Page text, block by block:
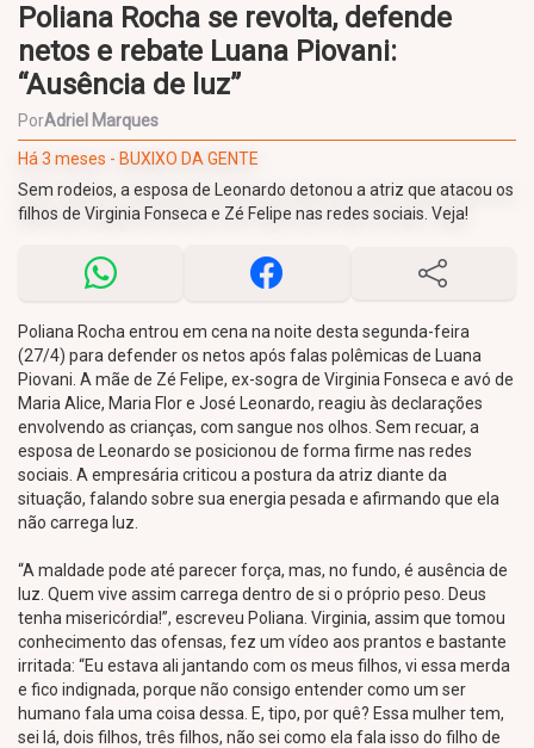
Poliana Rocha se revolta, defende
netos e rebate Luana Piovani:
“Ausência de luz”
PorAdriel Marques
Há 3 meses - BUXIXO DA GENTE
Sem rodeios, a esposa de Leonardo detonou a atriz que atacou os
filhos de Virginia Fonseca e Zé Felipe nas redes sociais. Veja!
Poliana Rocha entrou em cena na noite desta segunda-feira
(27/4) para defender os netos após falas polêmicas de Luana
Piovani. A mãe de Zé Felipe, ex-sogra de Virginia Fonseca e avó de
Maria Alice, Maria Flor e José Leonardo, reagiu às declarações
envolvendo as crianças, com sangue nos olhos. Sem recuar, a
esposa de Leonardo se posicionou de forma firme nas redes
sociais. A empresária criticou a postura da atriz diante da
situação, falando sobre sua energia pesada e afirmando que ela
não carrega luz.
“A maldade pode até parecer força, mas, no fundo, é ausência de
luz. Quem vive assim carrega dentro de si o próprio peso. Deus
tenha misericórdia!”, escreveu Poliana. Virginia, assim que tomou
conhecimento das ofensas, fez um vídeo aos prantos e bastante
irritada: “Eu estava ali jantando com os meus filhos, vi essa merda
e fico indignada, porque não consigo entender como um ser
humano fala uma coisa dessa. E, tipo, por quê? Essa mulher tem,
sei lá, dois filhos, três filhos, não sei como ela fala isso do filho de